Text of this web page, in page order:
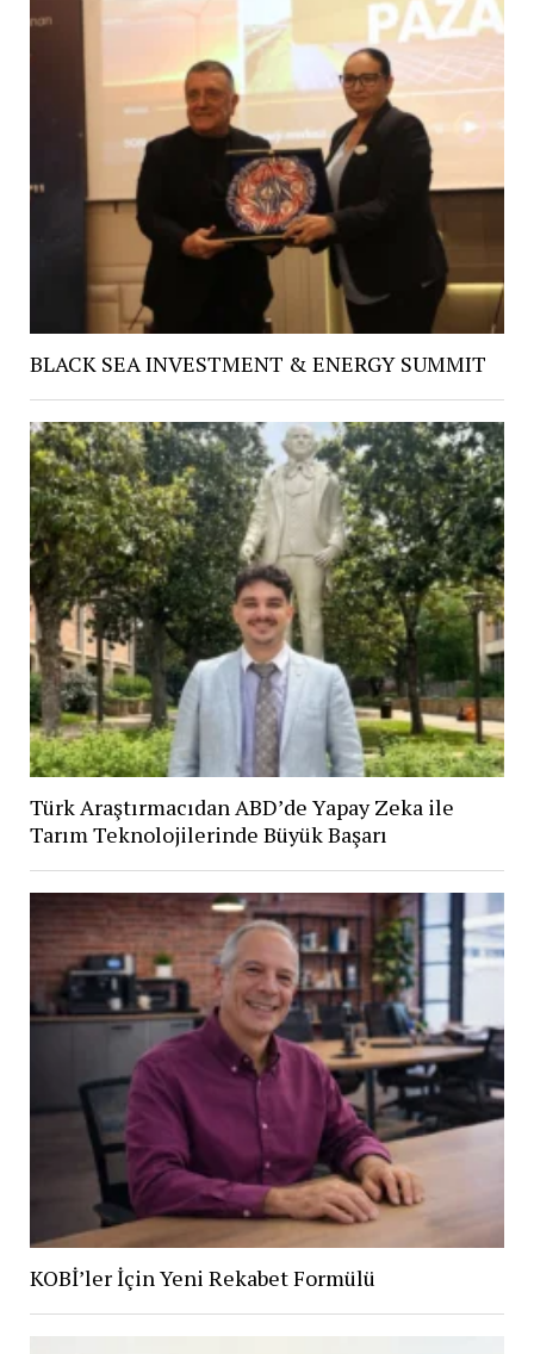
BLACK SEA INVESTMENT & ENERGY SUMMIT
Türk Araştırmacıdan ABD’de Yapay Zeka ile
Tarım Teknolojilerinde Büyük Başarı
KOBİ’ler İçin Yeni Rekabet Formülü